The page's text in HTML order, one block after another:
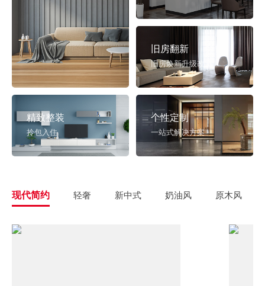
旧房翻新
旧房焕新升级改造
精致整装
拎包入住
个性定制
一站式解决方案
现代简约 轻奢 新中式 奶油风 原木风